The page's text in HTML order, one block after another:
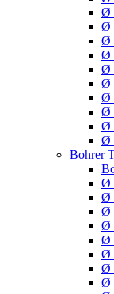
Ø
Ø
Ø
Ø
Ø
Ø
Ø
Ø
Ø
Ø
Bohrer
Ø
Ø
Ø
Ø
Ø
Ø
Ø
Ø